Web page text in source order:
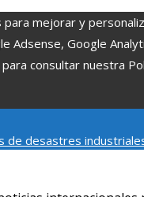
mejorar y
Adsense, Google
consultar nuestra
de desastres
turística en